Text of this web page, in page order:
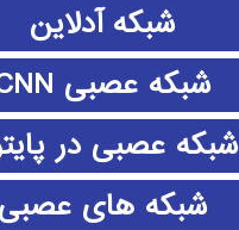
شبکه آدلاین
شبکه عصبی CNN
شبکه عصبی در
شبکه های عصبی